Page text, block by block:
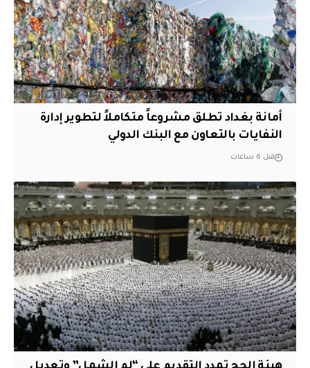
أمانة بغداد تطلق مشروعاً متكاملاً لتطوير إدارة
النفايات بالتعاون مع البنك الدولي
قبل 6 ساعات